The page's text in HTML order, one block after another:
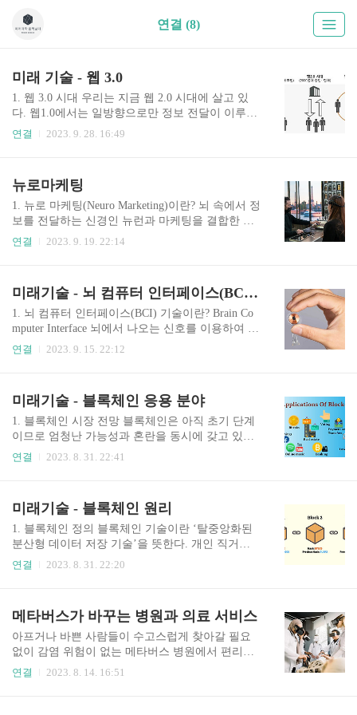
연결 (8)
미래 기술 - 웹 3.0
1. 웹 3.0 시대 우리는 지금 웹 2.0 시대에 살고 있
다. 웹1.0에서는 일방향으로만 정보 전달이 이루어
졌고, 웹 2.0 시대에는 쌍방향 소통이 일어나는 웹
T 기업이 그 과실을 향유하고 있다. 1) 웹 2.0의 단
점 웹 2.0의 문제는 이러한 데이터가 콘텐츠 생산자
가 아닌, 중앙화된 웹 2.0의 IT 기업의 것이 되었다
는 것이다. 사용자가 데이터나 저장 방법을 제어하
기 어렵기 때문에 데이터 주권이 사용자가 아닌 플
해 광고나 기타 비즈니스로 부를 창출하고 있다...
연결 2023. 9. 28. 16:49
뉴로마케팅
1. 뉴로 마케팅(Neuro Marketing)이란? 뇌 속에서 정
보를 전달하는 신경인 뉴런과 마케팅을 결합한 용
어로, 뇌 신경과학, 뉴로 이미지 처리 기법을 통해
시선 추적 등 뇌과학 기술을 이용해 소비자의 뇌세
포 활성이나 자율신경계 변화를 측정한다. 이렇게
수집한 데이터를 바탕으로 신경과학과 인지과학을
활용해 소비자 심리 및 행동을 이해하고, 이를 마케
팅에 적용한다. 2. 뉴로 마케팅 탄생의 근원은 인간
의 상당 부분은 자신도 모르게 내재하여 있는 잠재
의식에 ..
연결 2023. 9. 19. 22:14
미래기술 - 뇌 컴퓨터 인터페이스(BCI) 기술
1. 뇌 컴퓨터 인터페이스(BCI) 기술이란? Brain Co
mputer Interface 뇌에서 나오는 신호를 이용하여 의
사소통 수단을 제공하는 기술을 뇌 컴퓨터 인터페
출 해석하고 이를 활용해 컴퓨터, 로봇팔, 휠체어
등 외부 장치를 제어하는 데 활용된다. 최근에는
‘뇌 임플란트’라고 칭하기도 하는데 좀 더 직관적
으로 이해되는 용어다. 2. 구분 뇌의 정보를 읽는
방법은 크게 침습적 방식과 비침습적 방식 두 가지
이 머리에 장치를 부착해 뇌파를 읽는 방식(비침습
적 ..
연결 2023. 9. 15. 22:12
미래기술 - 블록체인 응용 분야
1. 블록체인 시장 전망 블록체인은 아직 초기 단계
이므로 엄청난 가능성과 혼란을 동시에 갖고 있고
제도화, 규제화 될 부분이 많다. Customer Market In
에는 무려 690억 달러(한화 96조 원)에 이를 것으로
예상된다 2. 현재 블록체인을 활용하는 상위 10개
응용 분야 1) 비트코인 정부나 중앙은행, 금융회사
의 개입 없이 온라인상에서 개인과 개인이 직접 돈
을 주고받을 수 있도록 암호화된 가상자산. 누구나
한 번씩 이 기록을 검증하여 ..
연결 2023. 8. 31. 22:41
미래기술 - 블록체인 원리
1. 블록체인 정의 블록체인 기술이란 ‘탈중앙화된
분산형 데이터 저장 기술’을 뜻한다. 개인 직거래(P
2P) 네트워크상의 모든 참여자가 거래 내용을 열람
개별 사용자가 임의로 기록을 변경하거나 위조할
수 없는 구조로 되어 있다. 1979년부터 제시되었던
분산 네트워크, 암호 기술, 전자 서명 등의 기능이
발전하고 융합해 현재의 블록체인 형태로 나타난
것이다. 디지털 세상에서도 누구든 자신의 생명•자
연결 2023. 8. 31. 22:20
메타버스가 바꾸는 병원과 의료 서비스
아프거나 바쁜 사람들이 수고스럽게 찾아갈 필요
없이 감염 위험이 없는 메타버스 병원에서 편리하
게 정보를 얻고 진료를 볼 수 있으면 어떨까? 이에
연결 2023. 8. 14. 16:51